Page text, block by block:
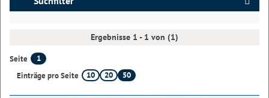
Ergebnisse 1 - 1 von (1)
Seite
1
Einträge pro Seite
10 20 50